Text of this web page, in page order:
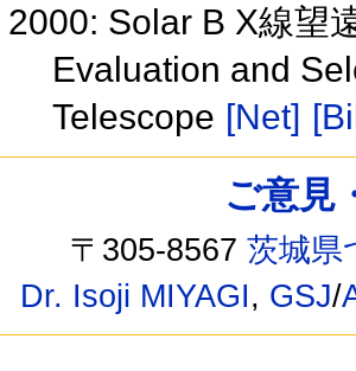
2000: Solar B X線望
Evaluation and
Telescope [Net]
ご意見
〒305-8567茨城県
Dr. Isoji MIYAGI, GSJ/